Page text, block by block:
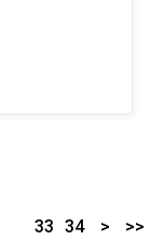
33 34 > >>